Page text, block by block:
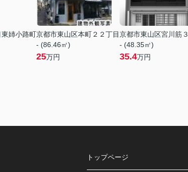
姉小路町京都市東山区本町２２丁目
- (86.46㎡)
25万円
京都市東山区宮川筋
- (48.35㎡)
35.4万円
トップページ